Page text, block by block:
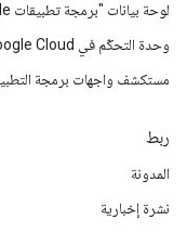
لوحة بيانات "برمجة تطبيقات Google"
وحدة التحكّم في Google Cloud
مستكشف واجهات برمجة
ربط
المدونة
نشرة إخبارية